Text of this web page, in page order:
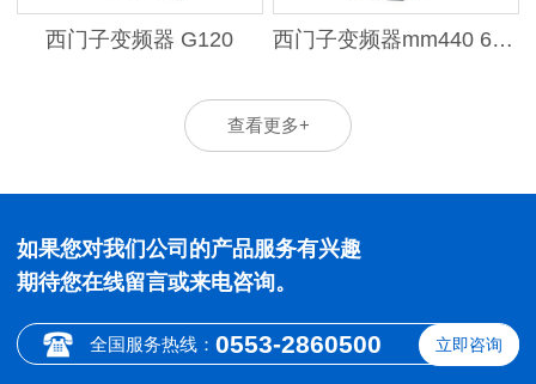
西门子变频器 G120 西门子变频器mm440 6SE6440-2UD21-5AA1
查看更多+
如果您对我们公司的产品服务有兴趣
期待您在线留言或来电咨询。
全国服务热线： 0553-2860500 立即咨询